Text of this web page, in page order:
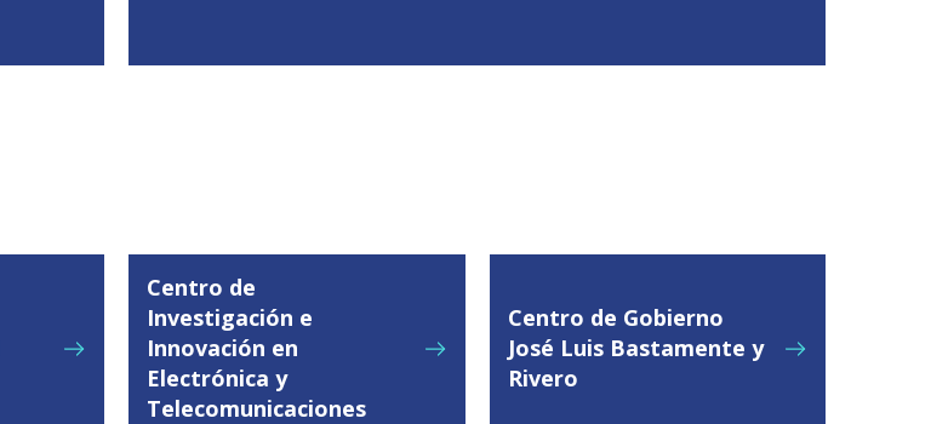
Centro de
Investigación e
Innovación en
Electrónica y
Telecomunicaciones
Centro de Gobierno
José Luis Bastamente y
Rivero